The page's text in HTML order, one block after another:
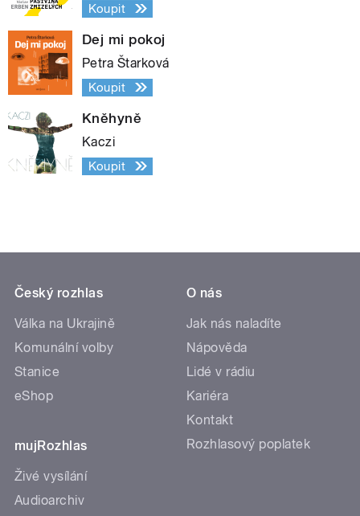
Koupit
Dej mi pokoj
Petra Štarková
Koupit
Kněhyně
Kaczi
Koupit
Český rozhlas
Válka na Ukrajině
Komunální volby
Stanice
eShop
mujRozhlas
Živé vysílání
Audioarchiv
O nás
Jak nás naladíte
Nápověda
Lidé v rádiu
Kariéra
Kontakt
Rozhlasový poplatek